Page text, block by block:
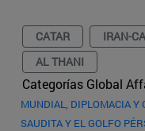
CATAR IRAN-
AL THANI
Categorías Global
MUNDIAL, DIPLOMACIA Y
SAUDITA Y EL GOLFO